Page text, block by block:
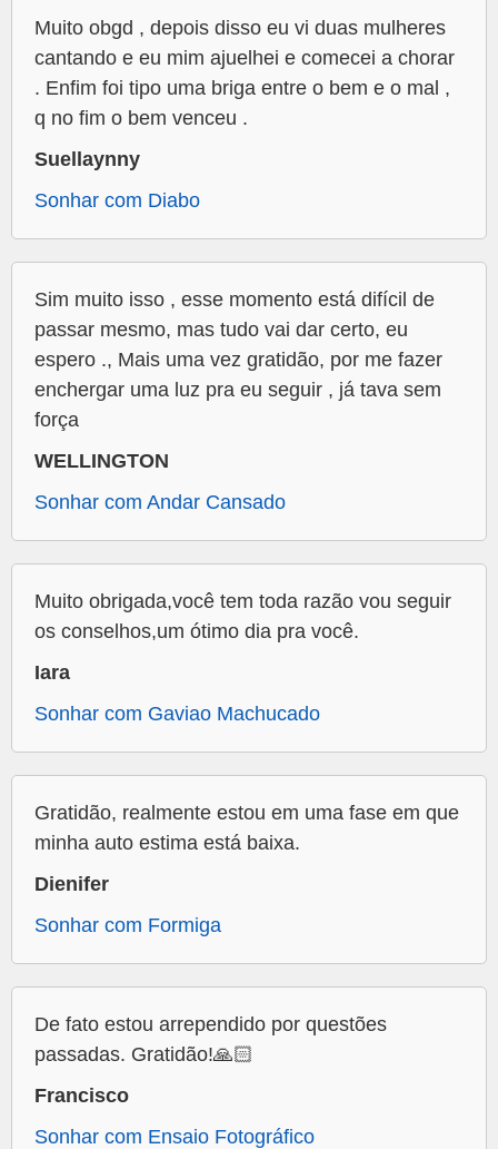
Muito obgd , depois disso eu vi duas mulheres
cantando e eu mim ajuelhei e comecei a chorar
. Enfim foi tipo uma briga entre o bem e o mal ,
q no fim o bem venceu .
Suellaynny
Sonhar com Diabo
Sim muito isso , esse momento está difícil de
passar mesmo, mas tudo vai dar certo, eu
espero ., Mais uma vez gratidão, por me fazer
enchergar uma luz pra eu seguir , já tava sem
força
WELLINGTON
Sonhar com Andar Cansado
Muito obrigada,você tem toda razão vou seguir
os conselhos,um ótimo dia pra você.
Iara
Sonhar com Gaviao Machucado
Gratidão, realmente estou em uma fase em que
minha auto estima está baixa.
Dienifer
Sonhar com Formiga
De fato estou arrependido por questões
passadas. Gratidão!🙏🏻
Francisco
Sonhar com Ensaio Fotográfico